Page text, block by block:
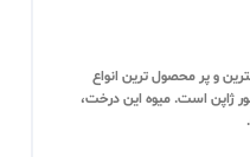
و پر محصول ترین انواع
ژاپن است. میوه این درخت،